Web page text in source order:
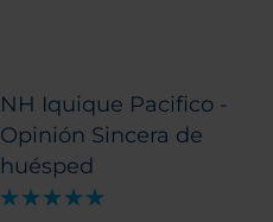
NH Iquique Pacifico -
Opinión Sincera de
huésped